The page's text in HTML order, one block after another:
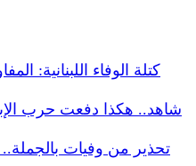
كتلة الوفاء اللبنانية:
شاهد.. هكذا دفعت حرب
تحذير من وفيات